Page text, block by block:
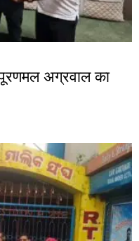
अग्रवाल का